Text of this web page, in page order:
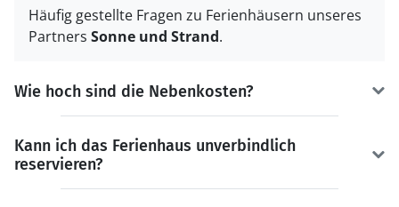
Häufig gestellte Fragen zu Ferienhäusern unseres
Partners Sonne und Strand.
Wie hoch sind die Nebenkosten?
Kann ich das Ferienhaus unverbindlich
reservieren?